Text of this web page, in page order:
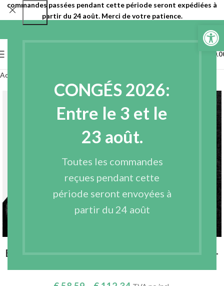
CONGÉS 2026:
Entre le 3 et le
23 août.
Toutes les commandes
reçues pendant cette
période seront envoyées à
partir du 24 août
Ouvrir
Accueil
ENTOILAGE TISSÉ RIGIDE À COUDRE – NOIR –
commandes passées pendant cette période seront expédiées à
partir du 24 août. Merci de votre patience.